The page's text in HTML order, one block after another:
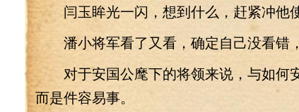
闫玉眸光一闪，想到什么，赶紧冲他使
潘小将军看了又看，确定自己没看错，
对于安国公麾下的将领来说，与如何
而是件容易事。